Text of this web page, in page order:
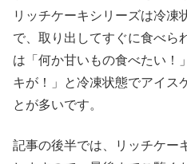
リッチケーキシリーズは冷凍
で、取り出してすぐに食べら
は「何か甘いもの食べたい！
キが！」と冷凍状態でアイス
とが多いです。
記事の後半では、リッチケー